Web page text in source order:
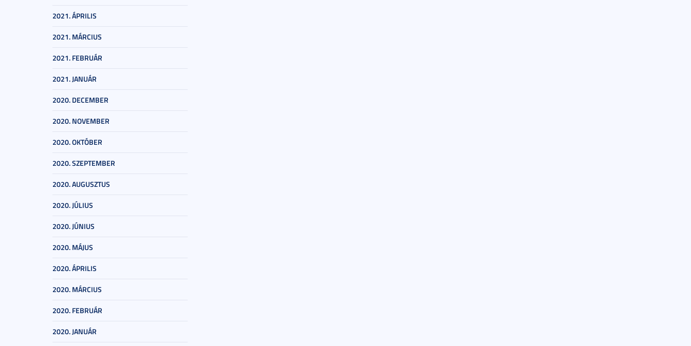
2021. ÁPRILIS
2021. MÁRCIUS
2021. FEBRUÁR
2021. JANUÁR
2020. DECEMBER
2020. NOVEMBER
2020. OKTÓBER
2020. SZEPTEMBER
2020. AUGUSZTUS
2020. JÚLIUS
2020. JÚNIUS
2020. MÁJUS
2020. ÁPRILIS
2020. MÁRCIUS
2020. FEBRUÁR
2020. JANUÁR